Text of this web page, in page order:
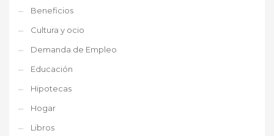
Beneficios
Cultura y ocio
Demanda de Empleo
Educación
Hipotecas
Hogar
Libros